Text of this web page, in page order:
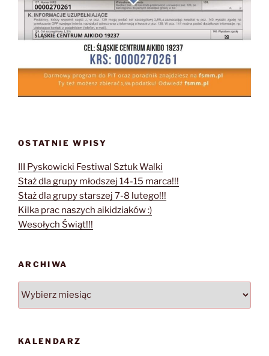
OSTATNIE WPISY
III Pyskowicki Festiwal Sztuk Walki
Staż dla grupy młodszej 14-15 marca!!!
Staż dla grupy starszej 7-8 lutego!!!
Kilka prac naszych aikidziaków :)
Wesołych Świąt!!!
ARCHIWA
Archiwa
KALENDARZ